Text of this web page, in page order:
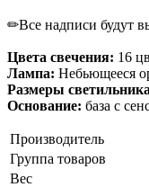
✏Все надписи будут
Цвета свечения: 16
Лампа: Небьющееся
Размеры
Основание: база с
Производитель
Группа товаров
Вес